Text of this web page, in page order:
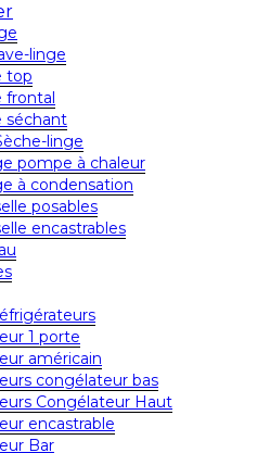
linge
top
frontal
séchant
linge
pompe à chaleur
à condensation
posables
encastrables
1 porte
américain
congélateur bas
Congélateur Haut
encastrable
Bar